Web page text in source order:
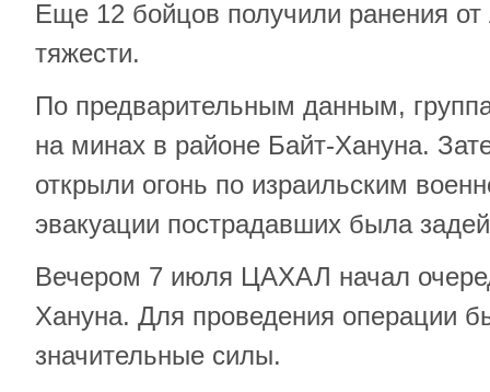
Еще 12 бойцов получили ранения от
тяжести.
По предварительным данным,
на минах в районе Байт-Хануна.
открыли огонь по израильским
эвакуации пострадавших была
Вечером 7 июля ЦАХАЛ начал
Хануна. Для проведения операции
значительные силы.